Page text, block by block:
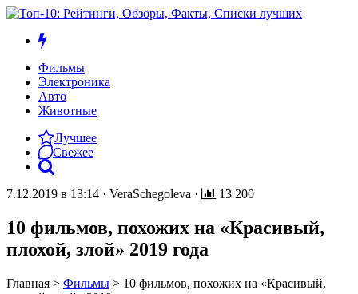
Фильмы
Электроника
Авто
Животные
Лучшее
Свежее
7.12.2019 в 13:14 · VeraSchegoleva · 13 200
10 фильмов, похожих на «Красивый,
плохой, злой» 2019 года
Главная > Фильмы > 10 фильмов, похожих на «Красивый,